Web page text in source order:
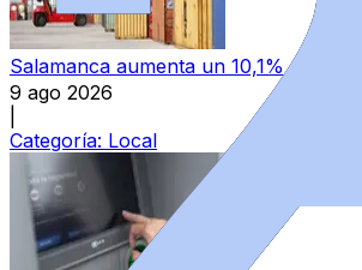
Salamanca aumenta un 10,1% sus
9 ago 2026
Categoría: Local